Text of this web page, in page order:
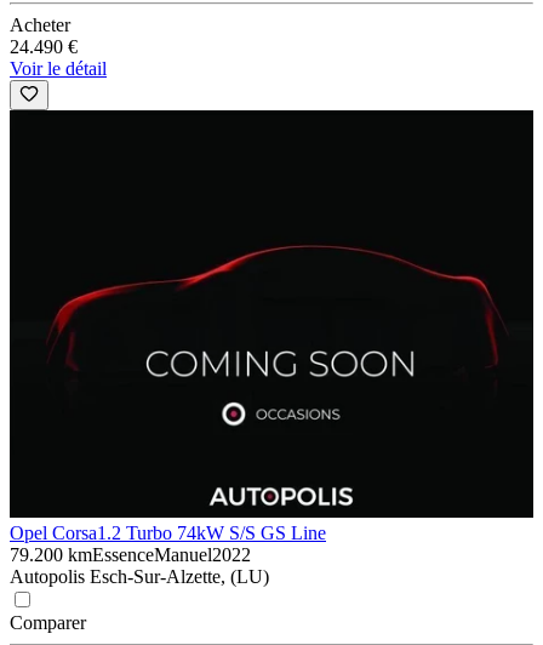
Acheter
24.490 €
Voir le détail
Opel Corsa1.2 Turbo 74kW S/S GS Line
79.200 kmEssenceManuel2022
Autopolis Esch-Sur-Alzette, (LU)
Comparer